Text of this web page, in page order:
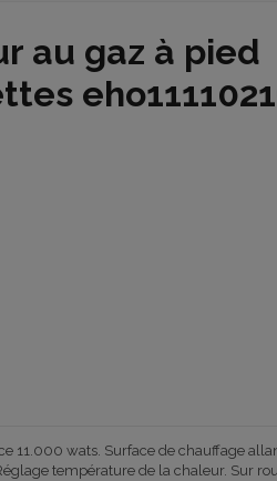
au gaz à pied
11.000 wats. Surface de chauffage
température de la chaleur. Sur